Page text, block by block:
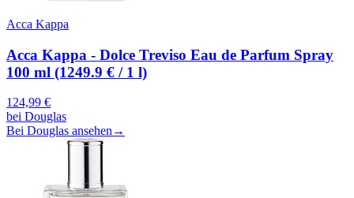
Acca Kappa
Acca Kappa - Dolce Treviso Eau de Parfum Spray
100 ml (1249.9 € / 1 l)
124,99 €
bei Douglas
Bei Douglas ansehen →